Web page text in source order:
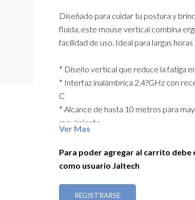
Diseñado para cuidar tu postura y
fluida, este mouse vertical combina
facilidad de uso. Ideal para largas
* Diseño vertical que reduce la fatiga
* Interfaz inalámbrica 2.4?GHz con
C
* Alcance de hasta 10 metros para
movimiento
* 6 botones + scroll para un control
* Puerto de carga USB tipo C con cable
* Peso ligero: solo 90?g
Ver Mas
Para poder agregar al carrito
como usuario Jaltech
REGISTRARSE